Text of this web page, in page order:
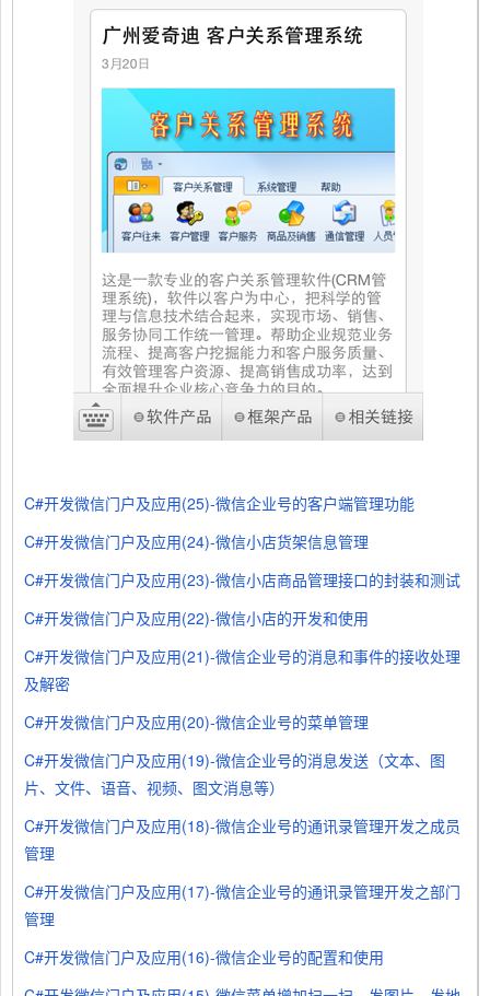
C#开发微信门户及应用(25)-微信企业号的客户端管理功能
C#开发微信门户及应用(24)-微信小店货架信息管理
C#开发微信门户及应用(23)-微信小店商品管理接口的封装和测试
C#开发微信门户及应用(22)-微信小店的开发和使用
C#开发微信门户及应用(21)-微信企业号的消息和事件的接收处理
及解密
C#开发微信门户及应用(20)-微信企业号的菜单管理
C#开发微信门户及应用(19)-微信企业号的消息发送（文本、图
片、文件、语音、视频、图文消息等）
C#开发微信门户及应用(18)-微信企业号的通讯录管理开发之成员
管理
C#开发微信门户及应用(17)-微信企业号的通讯录管理开发之部门
管理
C#开发微信门户及应用(16)-微信企业号的配置和使用